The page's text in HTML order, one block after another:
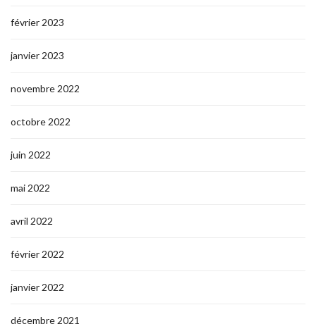
février 2023
janvier 2023
novembre 2022
octobre 2022
juin 2022
mai 2022
avril 2022
février 2022
janvier 2022
décembre 2021